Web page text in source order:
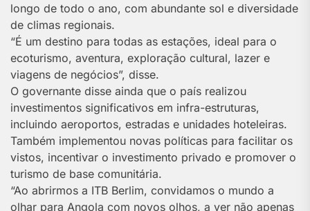
longo de todo o ano, com abundante sol e diversidade
de climas regionais.
“É um destino para todas as estações, ideal para o
ecoturismo, aventura, exploração cultural, lazer e
viagens de negócios”, disse.
O governante disse ainda que o país realizou
investimentos significativos em infra-estruturas,
incluindo aeroportos, estradas e unidades hoteleiras.
Também implementou novas políticas para facilitar os
vistos, incentivar o investimento privado e promover o
turismo de base comunitária.
“Ao abrirmos a ITB Berlim, convidamos o mundo a
olhar para Angola com novos olhos, a ver não apenas